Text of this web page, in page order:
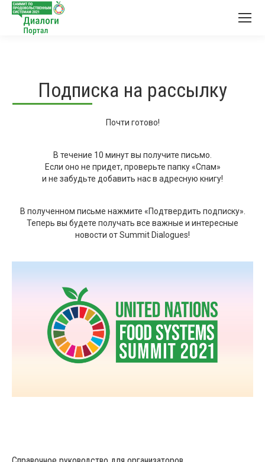
Подписка на рассылку
Почти готово!
В течение 10 минут вы получите письмо.
Если оно не придет, проверьте папку «Спам»
и не забудьте добавить нас в адресную книгу!
В полученном письме нажмите «Подтвердить подписку».
Теперь вы будете получать все важные и интересные
новости от Summit Dialogues!